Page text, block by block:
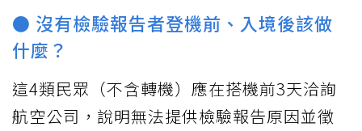
● 沒有檢驗報告者登機前、入境後該做
什麼？
這4類民眾（不含轉機）應在搭機前3天洽詢
航空公司，說明無法提供檢驗報告原因並徵